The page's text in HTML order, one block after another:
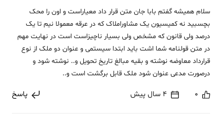
سلام همیشه گفتم بابا جان متن قرار داد معیاراست و اون را محک
بچسبید نه کمیسیون یک مشاوراملاک که در عرقه معمولا نیم تا یک
درصد ولی قانون که مشخص ولی بسیار ناچیزاست است در نهایت مهم
در متن قولنامه شما اشت باید ابتدا سیستمی و عنوان دو ملک از نوع
قرارداد معاوضه نوشته و بقیه مبالغ تاریخ تحویل و.. نوشته شود و
درصورت مدعی عنوان شود ملک قابل برگشت است و..
0 4 سال پیش پاسخ